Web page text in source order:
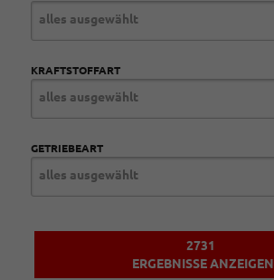
alles ausgewählt
KRAFTSTOFFART
alles ausgewählt
GETRIEBEART
alles ausgewählt
2731
ERGEBNISSE ANZEIGEN